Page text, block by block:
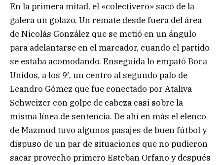
En la primera mitad, el «colectivero» sacó de la
galera un golazo. Un remate desde fuera del área
de Nicolás González que se metió en un ángulo
para adelantarse en el marcador, cuando el partido
se estaba acomodando. Enseguida lo empató Boca
Unidos, a los 9′, un centro al segundo palo de
Leandro Gómez que fue conectado por Ataliva
Schweizer con golpe de cabeza casi sobre la
misma línea de sentencia. De ahí en más el elenco
de Mazmud tuvo algunos pasajes de buen fútbol y
dispuso de un par de situaciones que no pudieron
sacar provecho primero Esteban Orfano y después